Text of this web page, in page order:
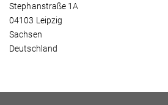
Stephanstraße 1A
04103 Leipzig
Sachsen
Deutschland